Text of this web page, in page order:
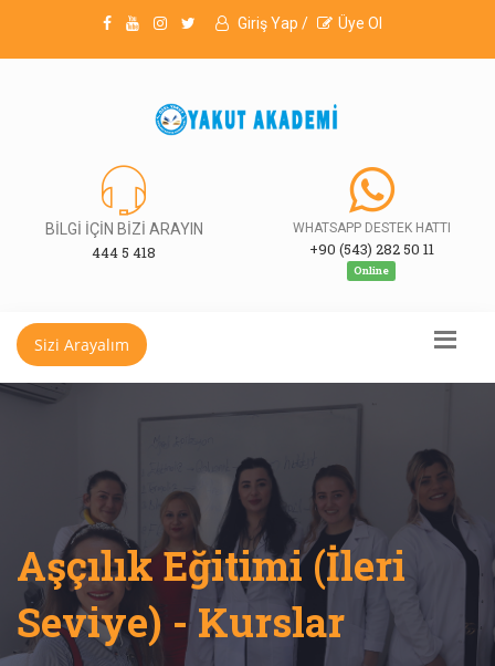
Giriş Yap / Üye Ol
BİLGİ İÇİN BİZİ ARAYIN
444 5 418
WHATSAPP DESTEK HATTI
+90 (543) 282 50 11
Online
Sizi Arayalım
Aşçılık Eğitimi (İleri
Seviye) - Kurslar